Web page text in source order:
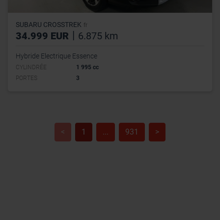
SUBARU CROSSTREK fr
34.999 EUR 6.875 km
Hybride Electrique Essence
CYLINDRÉE
1 995 cc
PORTES
3
< 1 ... 931 >